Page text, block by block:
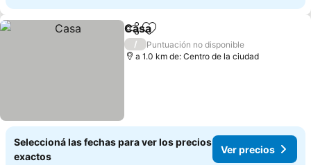
CompartirAñadir a favoritos
Casa
/
Puntuación no disponible
a 1.0 km de: Centro de la ciudad
Seleccioná las fechas para ver los precios
exactos
Ver precios